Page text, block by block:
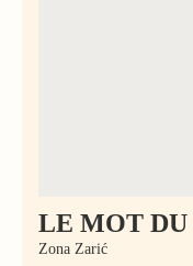
LE MOT
Zona Zarić